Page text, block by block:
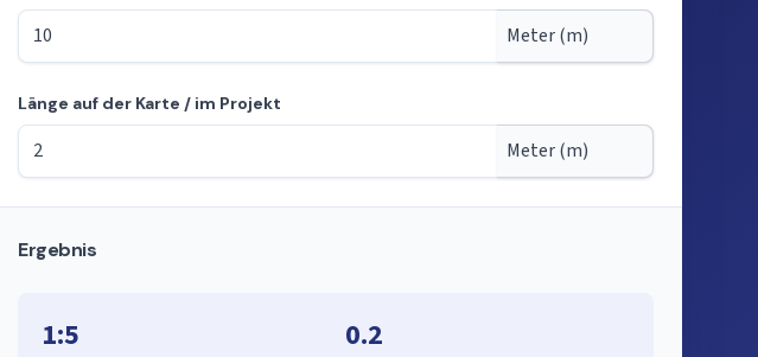
Modus: Längen aus dem Maßstab berechnen
Länge auf der Karte / im Projekt
Ergebnis
1:5 0.2